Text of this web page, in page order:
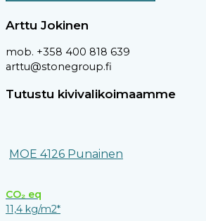
Arttu Jokinen
mob. +358 400 818 639
arttu@stonegroup.fi
Tutustu kivivalikoimaamme
MOE 4126 Punainen
CO₂ eq
11,4 kg/m2*